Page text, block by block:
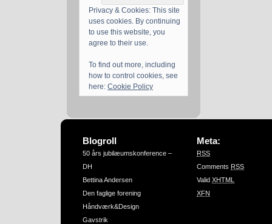
Privacy & Cookies: This site
uses cookies. By continuing
to use this website, you
agree to their use.
To find out more, including
how to control cookies, see
here: Cookie Policy
Blogroll
50 års jubilæumskonference –
DH
Bettina Andersen
Den faglige forening
Håndværk&Design
Gavstrik
Meta:
RSS
Comments RSS
Valid XHTML
XFN